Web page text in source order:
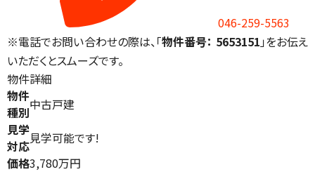
046-259-5563
※電話でお問い合わせの際は、「物件番号： 5653151」をお伝え
いただくとスムーズです。
物件詳細
物件
種別中古戸建
見学
対応見学可能です!
価格3,780万円